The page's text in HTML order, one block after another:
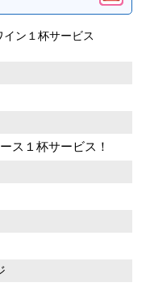
ン１杯サービス
ス１杯サービス！